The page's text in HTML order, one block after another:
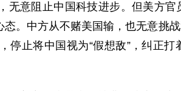
无意阻止中国科技进步。但美方
。中方从不赌美国输，也无意挑
止将中国视为“假想敌”，纠正